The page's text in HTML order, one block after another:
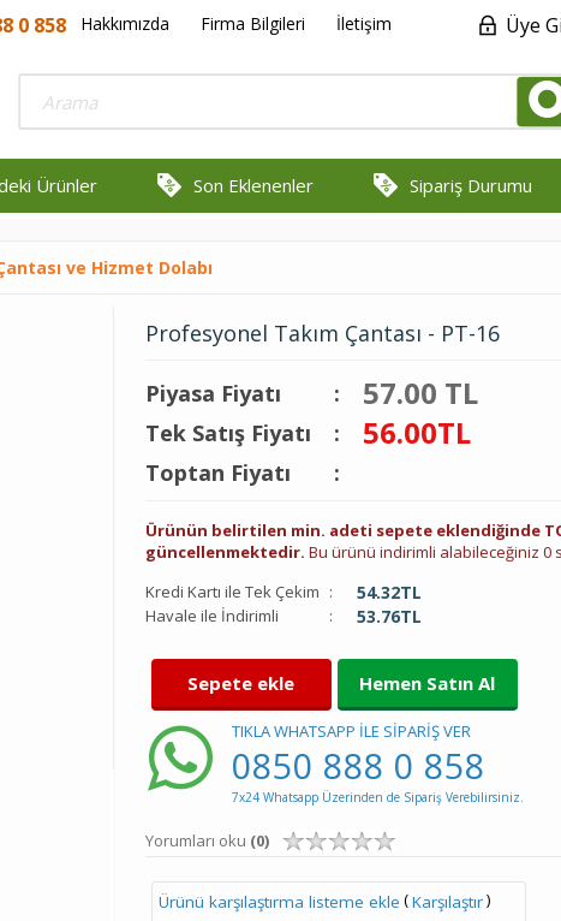
0 858 Hakkımızda Firma Bilgileri İletişim Üye
Ürünler Son Eklenenler Sipariş Durumu
ve Hizmet Dolabı
Profesyonel Takım Çantası - PT-16
Piyasa Fiyatı : 57.00 TL
Tek Satış Fiyatı : 56.00TL
Toptan Fiyatı :
Ürünün belirtilen min. adeti sepete eklendiğinde
güncellenmektedir. Bu ürünü indirimli alabileceğiniz 0
Kredi Kartı ile Tek Çekim : 54.32TL
Havale ile İndirimli : 53.76TL
Sepete ekle Hemen Satın Al
TIKLA WHATSAPP İLE SİPARİŞ VER
0850 888 0 858
7x24 Whatsapp Üzerinden de Sipariş Verebilirsiniz.
Yorumları oku (0)
Ürünü karşılaştırma listeme ekle (Karşılaştır)